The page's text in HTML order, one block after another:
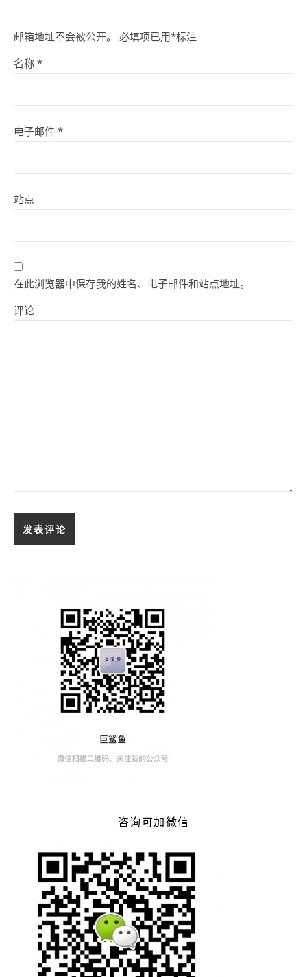
邮箱地址不会被公开。 必填项已用*标注
名称 *
电子邮件 *
站点
在此浏览器中保存我的姓名、电子邮件和站点地址。
评论
咨询可加微信